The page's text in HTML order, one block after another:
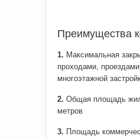
Преимущества
1. Максимальная
проходами,
многоэтажной
2. Общая площадь
метров
3. Площадь